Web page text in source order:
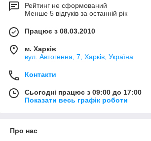
Рейтинг не сформований
Менше 5 відгуків за останній рік
Працює з 08.03.2010
м. Харків
вул. Автогенна, 7, Харків, Україна
Контакти
Сьогодні працює з 09:00 до 17:00
Показати весь графік роботи
Про нас